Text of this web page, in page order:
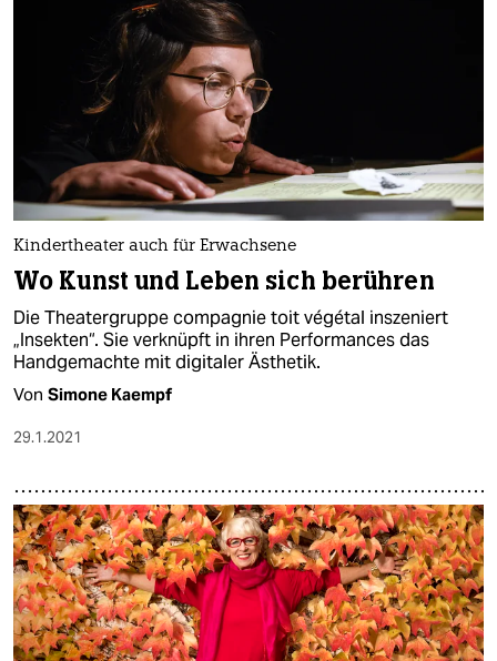
Kindertheater auch für Erwachsene
Wo Kunst und Leben sich berühren
Die Theatergruppe compagnie toit végétal inszeniert
„Insekten“. Sie verknüpft in ihren Performances das
Handgemachte mit digitaler Ästhetik.
Von Simone Kaempf
29.1.2021